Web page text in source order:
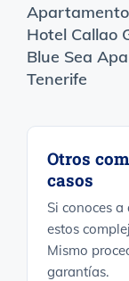
Hotel Callao
Blue Sea
Tenerife
Otros
casos
Si conoces
estos
Mismo
garantías.